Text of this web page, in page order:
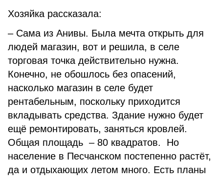
Хозяйка рассказала:
– Сама из Анивы. Была мечта открыть для
людей магазин, вот и решила, в селе
торговая точка действительно нужна.
Конечно, не обошлось без опасений,
насколько магазин в селе будет
рентабельным, поскольку приходится
вкладывать средства. Здание нужно будет
ещё ремонтировать, заняться кровлей.
Общая площадь – 80 квадратов. Но
население в Песчанском постепенно растёт,
да и отдыхающих летом много. Есть планы